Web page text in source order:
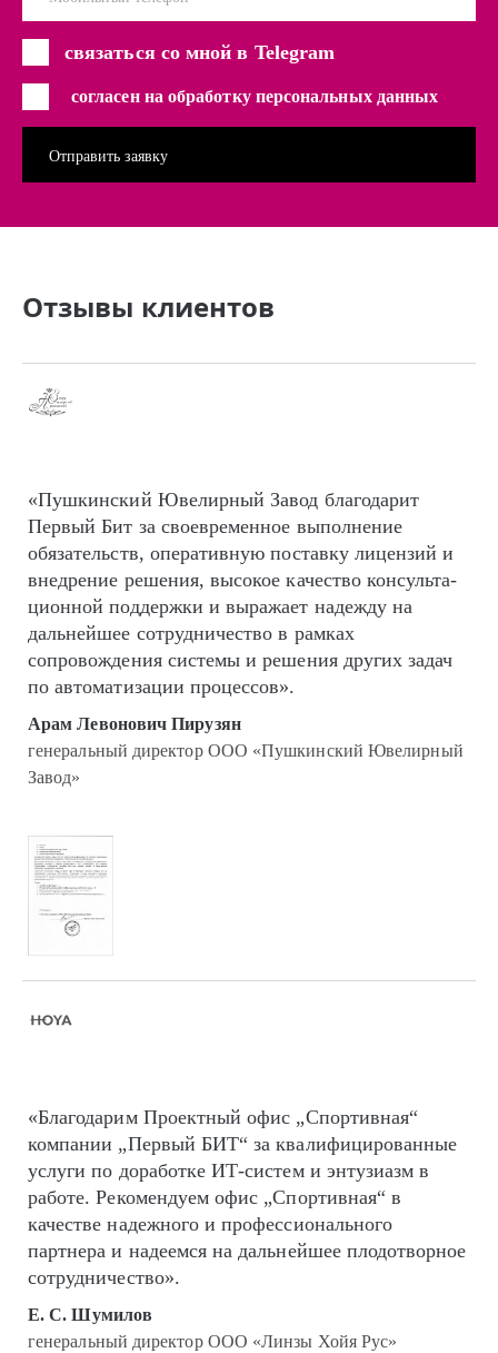
связаться со мной в Telegram
согласен на обработку персональных данных
Отзывы клиентов
«Пушкинский Ювелирный Завод благодарит
Первый Бит за своевременное выполнение
обязательств, оперативную поставку лицензий и
внедрение решения, высокое качество кон­суль­та­
цион­ной поддержки и выражает надежду на
дальнейшее сотрудничество в рамках
сопровождения системы и решения других задач
по автоматизации процессов».
Арам Левонович Пирузян
генеральный директор ООО «Пушкинский Ювелирный
Завод»
«Благодарим Проектный офис „Спортивная“
компании „Первый БИТ“ за квалифицированные
услуги по доработке ИТ-систем и энтузиазм в
работе. Рекомендуем офис „Спортивная“ в
качестве надежного и профессионального
партнера и надеемся на дальнейшее плодотворное
сотрудничество».
Е. С. Шумилов
генеральный директор ООО «Линзы Хойя Рус»